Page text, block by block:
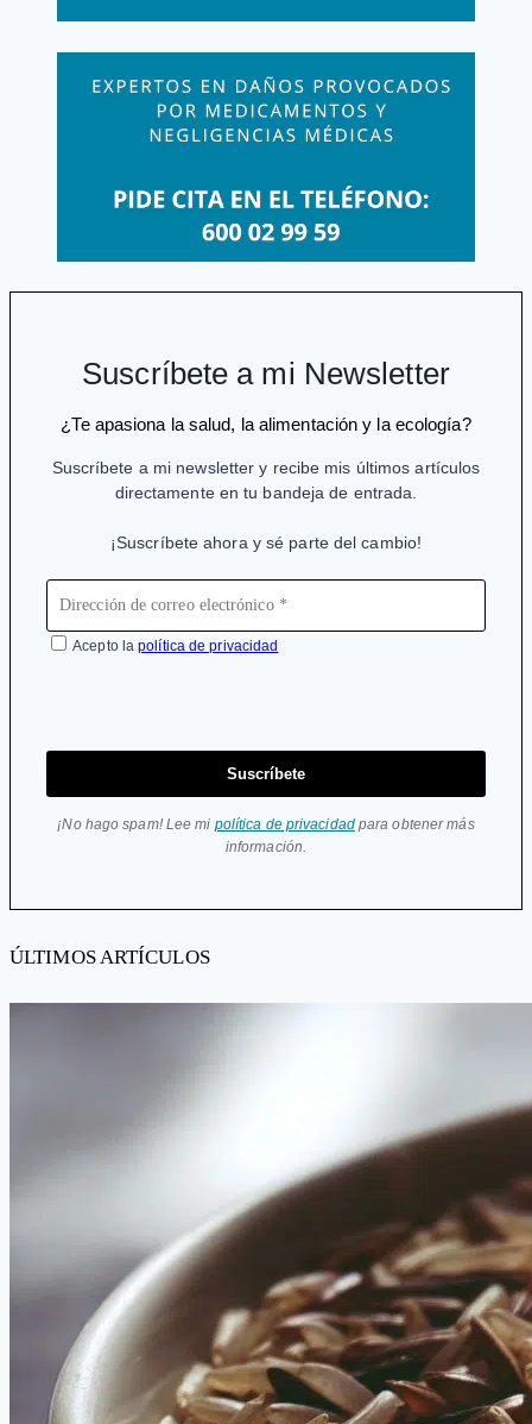
Suscríbete a mi Newsletter
¿Te apasiona la salud, la alimentación y la ecología?
Suscríbete a mi newsletter y recibe mis últimos artículos
directamente en tu bandeja de entrada.
¡Suscríbete ahora y sé parte del cambio!
Acepto lapolítica de privacidad
Suscríbete
¡No hago spam! Lee mi política de privacidadpara obtener más
información.
ÚLTIMOS ARTÍCULOS